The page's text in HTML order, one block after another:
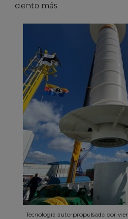
ciento más.
Tecnología auto-propulsada por